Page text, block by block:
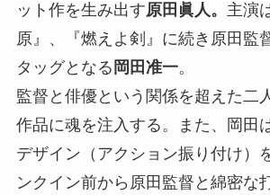
ット作を生み出す原田眞人。 主演
原』、『燃えよ剣』に続き原田監
タッグとなる 岡田准一。
監督と俳優という関係を超えた二
作品に魂を注入する。また、岡田
デザイン（アクション振り付け）
ンクイン前から原田監督と綿密な